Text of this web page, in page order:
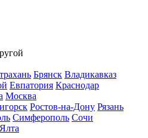
Брянск Владикавказ
Евпатория Краснодар
Москва
Ростов-на-Дону Рязань
Симферополь Сочи
Ялта